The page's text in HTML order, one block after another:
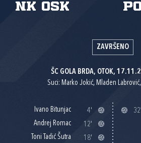
NK OSK
ZAVRŠENO
ŠC GOLA BRDA, OTOK,
Suci: Marko Jokić, Mladen
Ivano Bitunjac
4'
Andrej Romac
12'
Toni Tadić Šutra
18'
32'